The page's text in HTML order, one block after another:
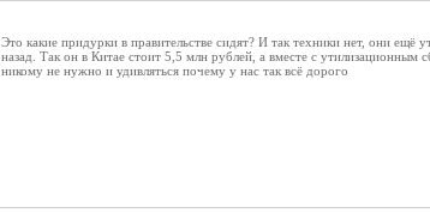
Это какие придурки в правительстве сидят? И так техники нет, они
назад. Так он в Китае стоит 5,5 млн рублей, а вместе с утилизационным
никому не нужно и удивляться почему у нас так всё дорого